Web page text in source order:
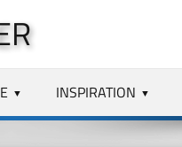
INSPIRATION